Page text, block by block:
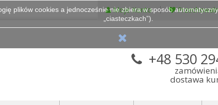
Moje Konto
+48 530
dostawa
plików cookies a jednocześnie nie zbiera w sposób
„ciasteczkach”).